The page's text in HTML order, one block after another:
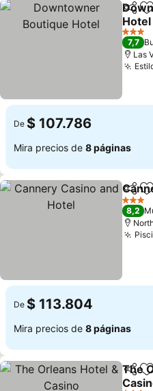
Hotel
Ver
3
7,7
Las
De $ 107.786
Mira precios de 8 páginas
3
8,2
De $ 113.804
Mira precios de 8 páginas
The